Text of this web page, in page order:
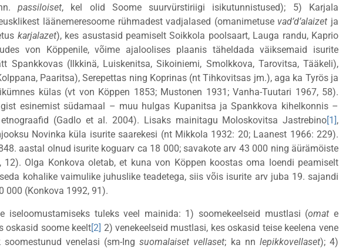
passiloiset, kel olid Soome suurvürstiriigi isikutunnistused); 5) Karjala
läänemeresoome rühmadest vadjalased (omanimetuse vad’d’alaizet ja
karjalazet), kes asustasid peamiselt Soikkola poolsaart, Lauga randu, Kaprio
von Köppenile, võime ajaloolises plaanis täheldada väiksemaid isurite
Spankkovas (Ilkkinä, Luiskenitsa, Sikoiniemi, Smolkkova, Tarovitsa, Tääkeli),
Paaritsa), Serepettas ning Koprinas (nt Tihkovitsas jm.), aga ka Tyrös ja
külas (vt von Köppen 1853; Mustonen 1931; Vanha-Tuutari 1967, 58).
esinemist südamaal – muu hulgas Kupanitsa ja Spankkova kihelkonnis –
(Gadlo et al. 2004). Lisaks mainitagu Moloskovitsa Jastrebino[1] ,
Novinka küla isurite saarekesi (nt Mikkola 1932: 20; Laanest 1966: 229).
aastal olnud isurite koguarv ca 18 000; savakote arv 43 000 ning äürämöiste
Olga Konkova oletab, et kuna von Köppen koostas oma loendi peamiselt
kohalike vaimulike juhuslike teadetega, siis võis isurite arv juba 19. sajandi
000 (Konkova 1992, 91).
iseloomustamiseks tuleks veel mainida: 1) soomekeelseid mustlasi (omate
oskasid soome keelt[2] 2) venekeelseid mustlasi, kes oskasid teise keelena vene
soomestunud venelasi (sm-Ingsuomalaiset vellaset; ka nn lepikkovellaset); 4)